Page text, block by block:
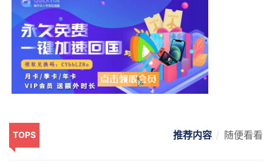
TOPS 推荐内容 随便看看